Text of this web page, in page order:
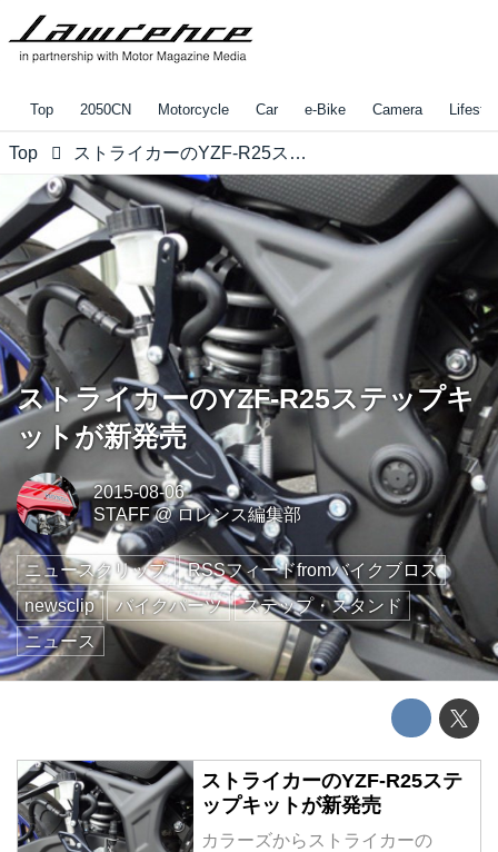
Top 2050CN Motorcycle Car e-Bike Camera
Top ストライカーのYZF-R25ステップキットが新発売
ストライカーのYZF-R25ステップキ
ットが新発売
2015-08-06
STAFF@ロレンス編集部
ニュースクリップ
RSSフィードfromバイクブロス
newsclip
バイクパーツ
ステップ・スタンド
ニュース
ストライカーのYZF-R25ステ
ップキットが新発売
カラーズからストライカーの